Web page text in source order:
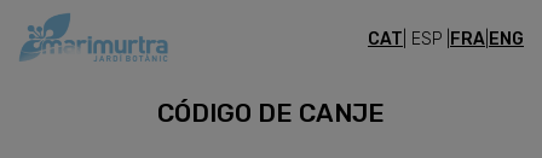
CAT | ESP | FRA ENG
ENTRADASCÓDIGO DE CANJE